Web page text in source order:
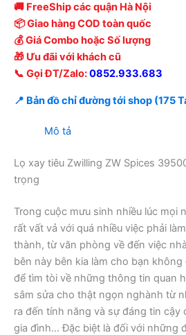
🚚 FreeShip các quận Hà Nội
📦 Giao hàng COD toàn quốc
💰 Giá Combo hoặc Số lượng
🎁 Ưu đãi với khách cũ
📞 Gọi ĐT/Zalo:0852.933.683
📍 Bản đồ chỉ đường tới shop (175
Mô tả
Lọ xay tiêu Zwilling ZW Spices
trọng
Trong cuộc mưu sinh nhiều lúc mọi
rất vất vả với quá nhiều việc phải
thành, từ văn phòng về đến việc
bên này bên kia làm cho bạn
để tìm tòi về những thông tin quan
sắm sửa cho thật ngọn nghành từ
ra đến tính năng và sự đáng tin cậy
gia đình… Đặc biệt là đối với những